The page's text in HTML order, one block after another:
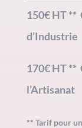
150€ HT **
d’Industrie
170€ HT **
l’Artisanat
** Tarif pour